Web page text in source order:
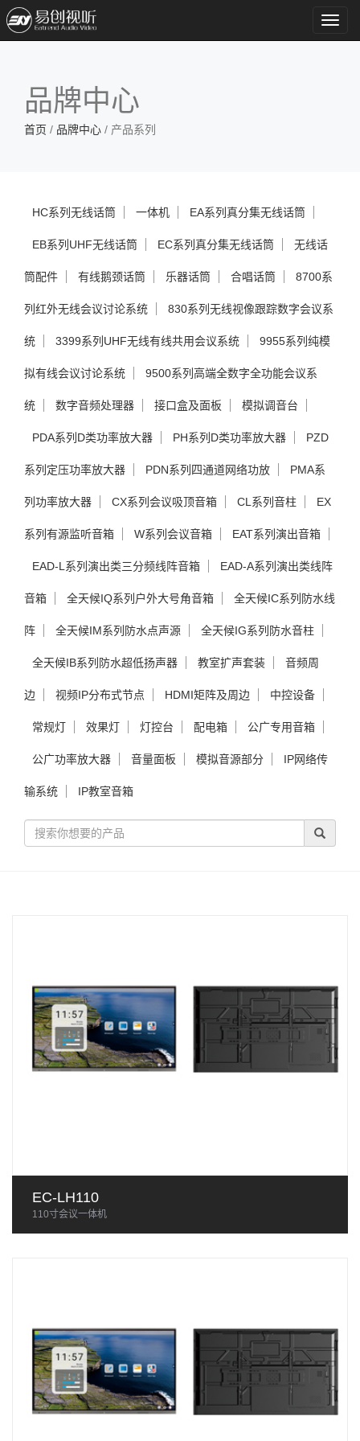
品牌中心
首页 / 品牌中心 / 产品系列
HC系列无线话筒 一体机 EA系列真分集无线话筒
EB系列UHF无线话筒 EC系列真分集无线话筒 无线话
筒配件 有线鹅颈话筒 乐器话筒 合唱话筒 8700系
列红外无线会议讨论系统 830系列无线视像跟踪数字会议系
统 3399系列UHF无线有线共用会议系统 9955系列纯模
拟有线会议讨论系统 9500系列高端全数字全功能会议系
统 数字音频处理器 接口盒及面板 模拟调音台
PDA系列D类功率放大器 PH系列D类功率放大器 PZD
系列定压功率放大器 PDN系列四通道网络功放 PMA系
列功率放大器 CX系列会议吸顶音箱 CL系列音柱 EX
系列有源监听音箱 W系列会议音箱 EAT系列演出音箱
EAD-L系列演出类三分频线阵音箱 EAD-A系列演出类线阵
音箱 全天候IQ系列户外大号角音箱 全天候IC系列防水线
阵 全天候IM系列防水点声源 全天候IG系列防水音柱
全天候IB系列防水超低扬声器 教室扩声套装 音频周
边 视频IP分布式节点 HDMI矩阵及周边 中控设备
常规灯 效果灯 灯控台 配电箱 公广专用音箱
公广功率放大器 音量面板 模拟音源部分 IP网络传
输系统 IP教室音箱
EC-LH110
110寸会议一体机